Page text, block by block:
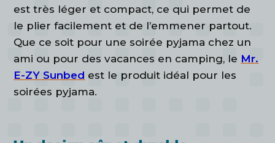
est très léger et compact, ce qui permet de
le plier facilement et de l’emmener partout.
Que ce soit pour une soirée pyjama chez un
ami ou pour des vacances en camping, le Mr.
E-ZY Sunbed est le produit idéal pour les
soirées pyjama.